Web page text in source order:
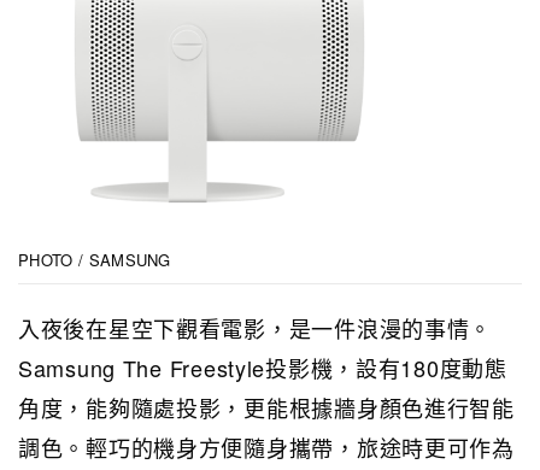
PHOTO / SAMSUNG
入夜後在星空下觀看電影，是一件浪漫的事情。
Samsung The Freestyle投影機，設有180度動態
角度，能夠隨處投影，更能根據牆身顏色進行智能
調色。輕巧的機身方便隨身攜帶，旅途時更可作為